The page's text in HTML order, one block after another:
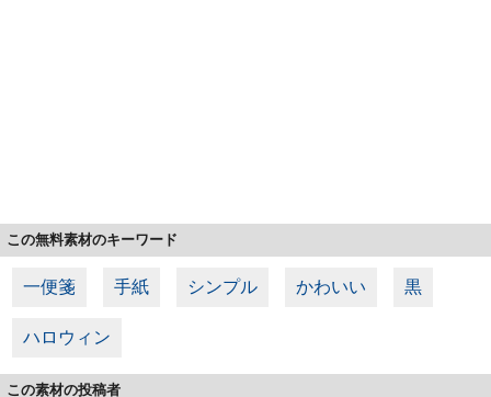
この無料素材のキーワード
一便箋 手紙 シンプル かわいい 黒
ハロウィン
この素材の投稿者